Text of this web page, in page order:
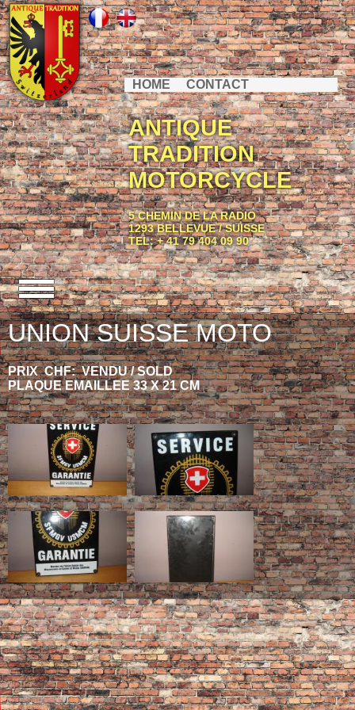
HOME CONTACT
ANTIQUE
TRADITION
MOTORCYCLE
5 CHEMIN DE LA RADIO
1293 BELLEVUE / SUISSE
TEL: + 41 79 404 09 90
UNION SUISSE MOTO
PRIX CHF: VENDU / SOLD
PLAQUE EMAILLEE 33 X 21 CM